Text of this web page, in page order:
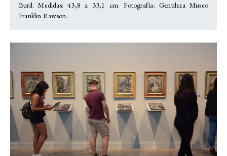
Buril. Medidas: 43,8 x 33,1 cm. Fotografía: Gentileza Museo
Franklin Rawson.